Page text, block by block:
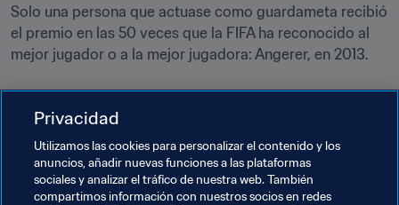
Solo una persona que actuase como guardameta recibió
el premio en las 50 veces que la FIFA ha reconocido al
mejor jugador o a la mejor jugadora: Angerer, en 2013.
Temas relacionados
Privacidad
Utilizamos las cookies para personalizar el contenido y los
anuncios, añadir nuevas funciones a las plataformas
sociales y analizar el tráfico de nuestra web. También
compartimos información con nuestros socios en redes